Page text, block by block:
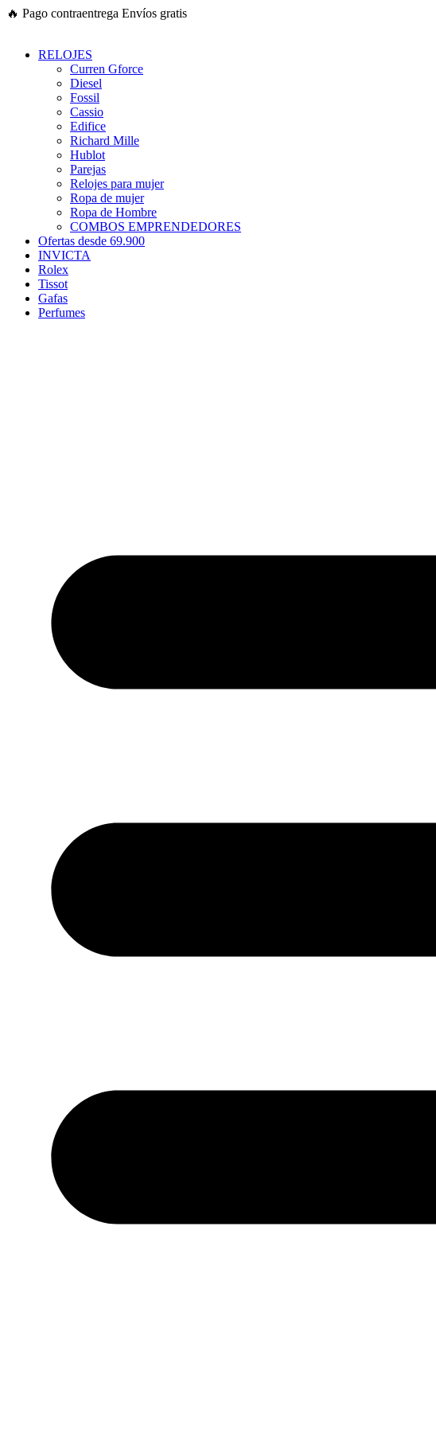
Ir
🔥 Pago contraentrega Envíos gratis
RELOJES
Curren Gforce
Diesel
Fossil
Cassio
Edifice
Richard Mille
Hublot
Parejas
Relojes para mujer
Ropa de mujer
Ropa de Hombre
COMBOS EMPRENDEDORES
Ofertas desde 69.900
INVICTA
Rolex
Tissot
Gafas
Perfumes